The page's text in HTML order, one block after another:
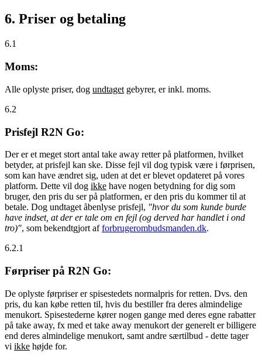
6. Priser og betaling
6.1
Moms:
Alle oplyste priser, dog undtaget gebyrer, er inkl. moms.
6.2
Prisfejl R2N Go:
Der er et meget stort antal take away retter på platformen, hvilket
betyder, at prisfejl kan ske. Disse fejl vil dog typisk være i førprisen,
som kan have ændret sig, uden at det er blevet opdateret på vores
platform. Dette vil dog ikke have nogen betydning for dig som
bruger, den pris du ser på platformen, er den pris du kommer til at
betale. Dog undtaget åbenlyse prisfejl, "hvor du som kunde burde
have indset, at der er tale om en fejl (og derved har handlet i ond
tro)", som bekendtgjort afforbrugerombudsmanden.dk.
6.2.1
Førpriser på R2N Go:
De oplyste førpriser er spisestedets normalpris for retten. Dvs. den
pris, du kan købe retten til, hvis du bestiller fra deres almindelige
menukort. Spisestederne kører nogen gange med deres egne rabatter
på take away, fx med et take away menukort der generelt er billigere
end deres almindelige menukort, samt andre særtilbud - dette tager
vi ikke højde for.